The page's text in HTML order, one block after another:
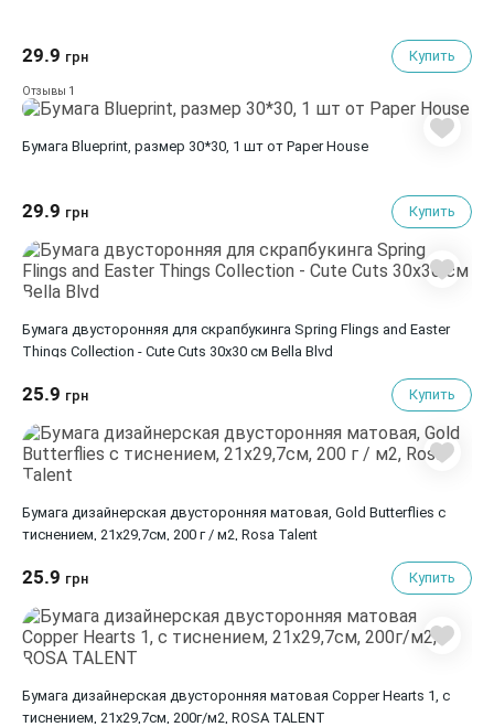
29.9 грн Купить
Отзывы 1
Бумага Blueprint, размер 30*30, 1 шт от Paper House
29.9 грн Купить
Бумага двусторонняя для скрапбукинга Spring Flings and Easter
Things Collection - Cute Cuts 30х30 см Bella Blvd
25.9 грн Купить
Бумага дизайнерская двусторонняя матовая, Gold Butterflies с
тиснением, 21х29,7см, 200 г / м2, Rosa Talent
25.9 грн Купить
Бумага дизайнерская двусторонняя матовая Copper Hearts 1, с
тиснением, 21х29,7см, 200г/м2, ROSA TALENT